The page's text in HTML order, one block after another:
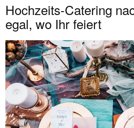
Hochzeits-Catering
egal, wo Ihr feiert